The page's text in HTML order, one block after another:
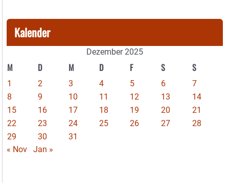
Kalender
Dezember 2025
M D M D F S S
1 2 3 4 5 6
7
8
9 10 11 12 13
14
15
16 17 18 19 20
21
22
23 24 25 26 27
28
29
30
31
« Nov
Jan »